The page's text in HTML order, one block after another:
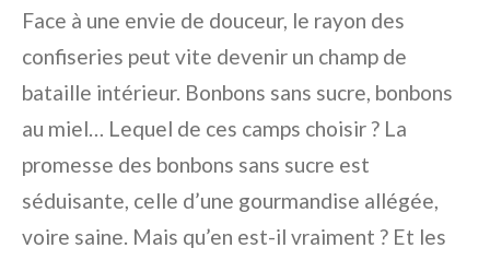
Face à une envie de douceur, le rayon des
confiseries peut vite devenir un champ de
bataille intérieur. Bonbons sans sucre, bonbons
au miel… Lequel de ces camps choisir ? La
promesse des bonbons sans sucre est
séduisante, celle d’une gourmandise allégée,
voire saine. Mais qu’en est-il vraiment ? Et les